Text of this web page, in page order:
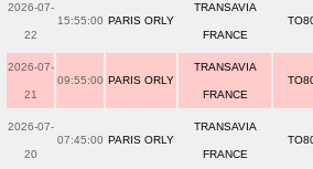
2026-07-
22
15:55:00 PARIS ORLY
TRANSAVIA
FRANCE
2026-07-
21
09:55:00 PARIS ORLY
TRANSAVIA
FRANCE
2026-07-
20
07:45:00 PARIS ORLY
TRANSAVIA
FRANCE